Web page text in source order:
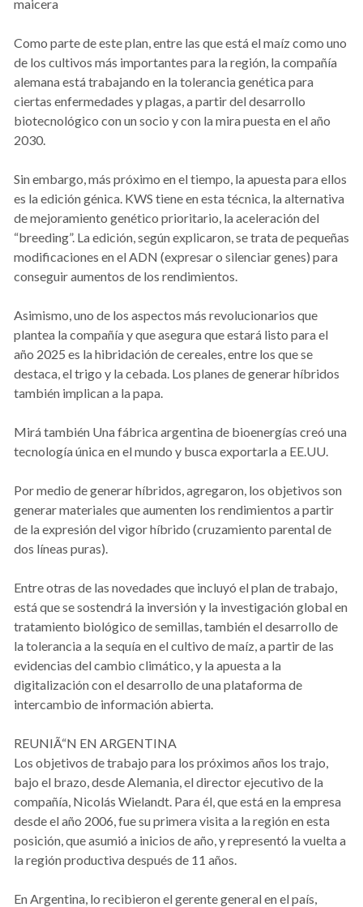
maicera
Como parte de este plan, entre las que está el maíz como uno
de los cultivos más importantes para la región, la compañía
alemana está trabajando en la tolerancia genética para
ciertas enfermedades y plagas, a partir del desarrollo
biotecnológico con un socio y con la mira puesta en el año
2030.
Sin embargo, más próximo en el tiempo, la apuesta para ellos
es la edición génica. KWS tiene en esta técnica, la alternativa
de mejoramiento genético prioritario, la aceleración del
“breeding”. La edición, según explicaron, se trata de pequeñas
modificaciones en el ADN (expresar o silenciar genes) para
conseguir aumentos de los rendimientos.
Asimismo, uno de los aspectos más revolucionarios que
plantea la compañía y que asegura que estará listo para el
año 2025 es la hibridación de cereales, entre los que se
destaca, el trigo y la cebada. Los planes de generar híbridos
también implican a la papa.
Mirá también Una fábrica argentina de bioenergías creó una
tecnología única en el mundo y busca exportarla a EE.UU.
Por medio de generar híbridos, agregaron, los objetivos son
generar materiales que aumenten los rendimientos a partir
de la expresión del vigor híbrido (cruzamiento parental de
dos líneas puras).
Entre otras de las novedades que incluyó el plan de trabajo,
está que se sostendrá la inversión y la investigación global en
tratamiento biológico de semillas, también el desarrollo de
la tolerancia a la sequía en el cultivo de maíz, a partir de las
evidencias del cambio climático, y la apuesta a la
digitalización con el desarrollo de una plataforma de
intercambio de información abierta.
REUNIÃ“N EN ARGENTINA
Los objetivos de trabajo para los próximos años los trajo,
bajo el brazo, desde Alemania, el director ejecutivo de la
compañía, Nicolás Wielandt. Para él, que está en la empresa
desde el año 2006, fue su primera visita a la región en esta
posición, que asumió a inicios de año, y representó la vuelta a
la región productiva después de 11 años.
En Argentina, lo recibieron el gerente general en el país,